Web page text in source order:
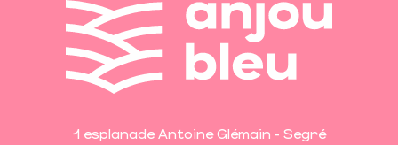
1 esplanade Antoine Glémain - Segré